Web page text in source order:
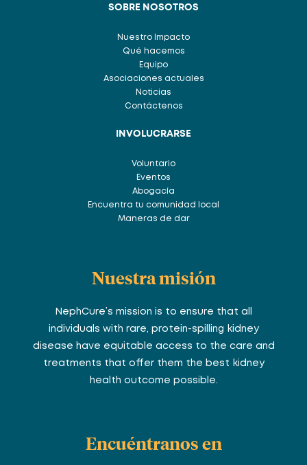
SOBRE NOSOTROS
Nuestro Impacto
Qué hacemos
Equipo
Asociaciones actuales
Noticias
Contáctenos
INVOLUCRARSE
Voluntario
Eventos
Abogacía
Encuentra tu comunidad local
Maneras de dar
Nuestra misión
NephCure’s mission is to ensure that all
individuals with rare, protein-spilling kidney
disease have equitable access to the care and
treatments that offer them the best kidney
health outcome possible.
Encuéntranos en